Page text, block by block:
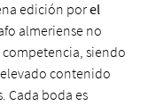
edición porel
almeriense no
siendo
contenido
Cada boda es